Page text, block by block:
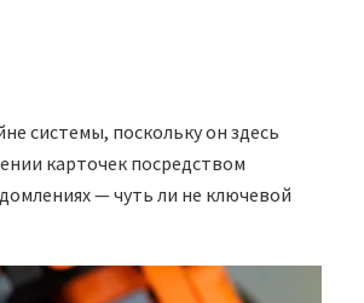
системы, поскольку он здесь
карточек посредством
— чуть ли не ключевой